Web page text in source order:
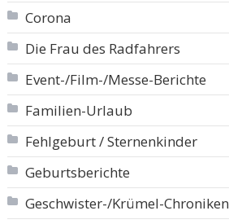
Corona
Die Frau des Radfahrers
Event-/Film-/Messe-Berichte
Familien-Urlaub
Fehlgeburt / Sternenkinder
Geburtsberichte
Geschwister-/Krümel-Chroniken